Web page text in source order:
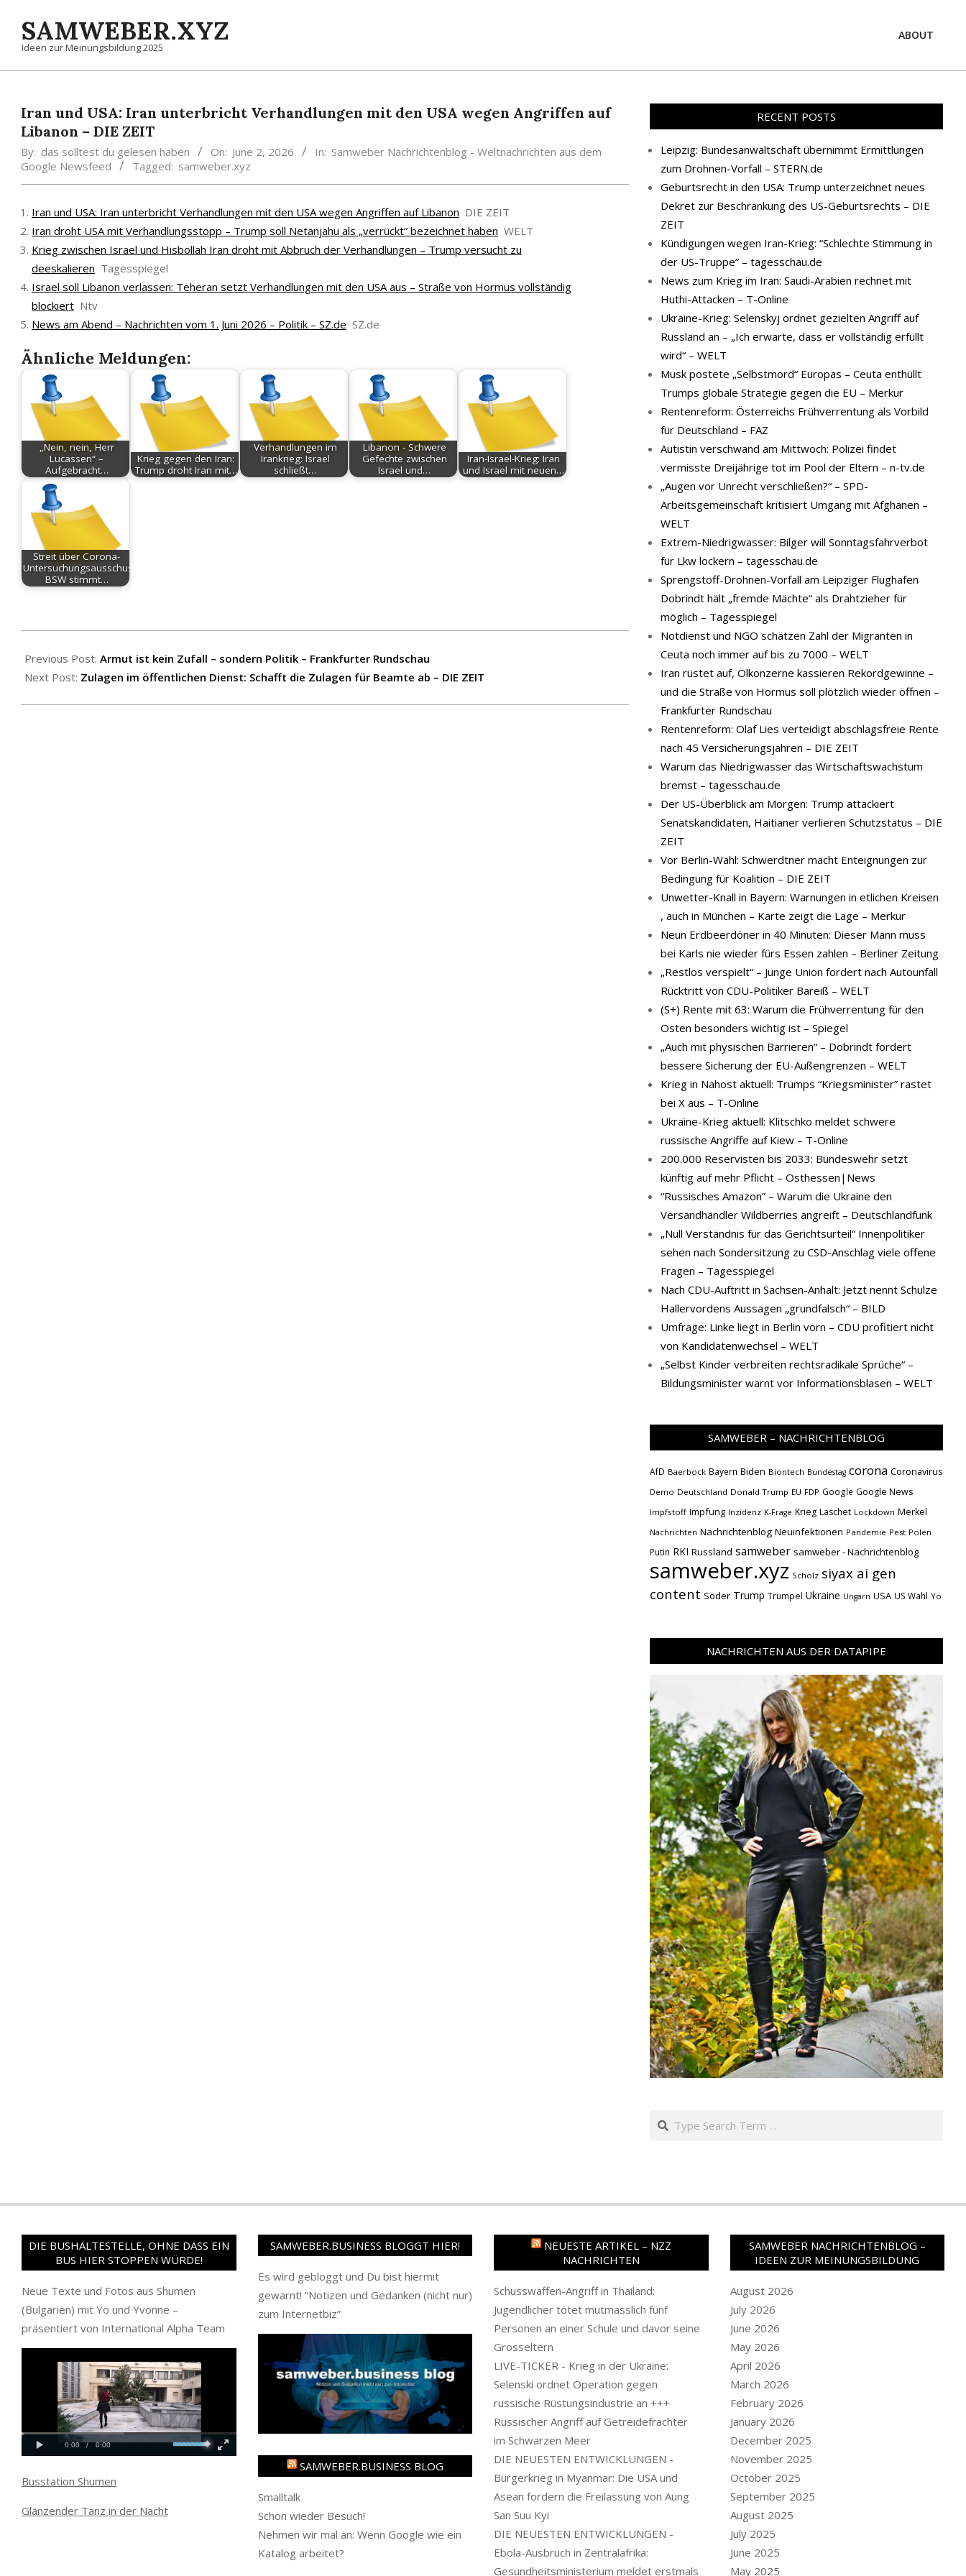
contentSAMWEBER.XYZ
Ideen zur Meinungsbildung 2025
ABOUT
Iran und USA: Iran unterbricht Verhandlungen mit den USA wegen Angriffen auf
Libanon – DIE ZEIT
By: das solltest du gelesen haben On: June 2, 2026 In: Samweber Nachrichtenblog - Weltnachrichten aus dem
Google Newsfeed
Tagged: samweber.xyz
Iran und USA: Iran unterbricht Verhandlungen mit den USA wegen Angriffen auf Libanon DIE ZEIT
Iran droht USA mit Verhandlungsstopp – Trump soll Netanjahu als „verrückt“ bezeichnet haben WELT
Krieg zwischen Israel und Hisbollah Iran droht mit Abbruch der Verhandlungen – Trump versucht zu
deeskalieren Tagesspiegel
Israel soll Libanon verlassen: Teheran setzt Verhandlungen mit den USA aus – Straße von Hormus vollständig
blockiert Ntv
News am Abend – Nachrichten vom 1. Juni 2026 – Politik – SZ.de SZ.de
Ähnliche Meldungen:
„Nein, nein, Herr
Lucassen“ –
Aufgebracht…
Krieg gegen den Iran:
Trump droht Iran mit…
Verhandlungen im
Irankrieg: Israel
schließt…
Libanon - Schwere
Gefechte zwischen
Israel und…
Iran-Israel-Krieg: Iran
und Israel mit neuen…
Streit über Corona-
Untersuchungsausschuss
BSW stimmt…
06-
02
Previous Post: Armut ist kein Zufall – sondern Politik – Frankfurter Rundschau
Next Post: Zulagen im öffentlichen Dienst: Schafft die Zulagen für Beamte ab – DIE ZEIT
RECENT POSTS
Leipzig: Bundesanwaltschaft übernimmt Ermittlungen
zum Drohnen-Vorfall – STERN.de
Geburtsrecht in den USA: Trump unterzeichnet neues
Dekret zur Beschränkung des US-Geburtsrechts – DIE
ZEIT
Kündigungen wegen Iran-Krieg: “Schlechte Stimmung in
der US-Truppe” – tagesschau.de
News zum Krieg im Iran: Saudi-Arabien rechnet mit
Huthi-Attacken – T-Online
Ukraine-Krieg: Selenskyj ordnet gezielten Angriff auf
Russland an – „Ich erwarte, dass er vollständig erfüllt
wird“ – WELT
Musk postete „Selbstmord“ Europas – Ceuta enthüllt
Trumps globale Strategie gegen die EU – Merkur
Rentenreform: Österreichs Frühverrentung als Vorbild
für Deutschland – FAZ
Autistin verschwand am Mittwoch: Polizei findet
vermisste Dreijährige tot im Pool der Eltern – n-tv.de
„Augen vor Unrecht verschließen?“ – SPD-
Arbeitsgemeinschaft kritisiert Umgang mit Afghanen –
WELT
Extrem-Niedrigwasser: Bilger will Sonntagsfahrverbot
für Lkw lockern – tagesschau.de
Sprengstoff-Drohnen-Vorfall am Leipziger Flughafen
Dobrindt hält „fremde Mächte“ als Drahtzieher für
möglich – Tagesspiegel
Notdienst und NGO schätzen Zahl der Migranten in
Ceuta noch immer auf bis zu 7000 – WELT
Iran rüstet auf, Ölkonzerne kassieren Rekordgewinne –
und die Straße von Hormus soll plötzlich wieder öffnen –
Frankfurter Rundschau
Rentenreform: Olaf Lies verteidigt abschlagsfreie Rente
nach 45 Versicherungsjahren – DIE ZEIT
Warum das Niedrigwasser das Wirtschaftswachstum
bremst – tagesschau.de
Der US-Überblick am Morgen: Trump attackiert
Senatskandidaten, Haitianer verlieren Schutzstatus – DIE
ZEIT
Vor Berlin-Wahl: Schwerdtner macht Enteignungen zur
Bedingung für Koalition – DIE ZEIT
Unwetter-Knall in Bayern: Warnungen in etlichen Kreisen
, auch in München – Karte zeigt die Lage – Merkur
Neun Erdbeerdöner in 40 Minuten: Dieser Mann muss
bei Karls nie wieder fürs Essen zahlen – Berliner Zeitung
„Restlos verspielt“ – Junge Union fordert nach Autounfall
Rücktritt von CDU-Politiker Bareiß – WELT
(S+) Rente mit 63: Warum die Frühverrentung für den
Osten besonders wichtig ist – Spiegel
„Auch mit physischen Barrieren“ – Dobrindt fordert
bessere Sicherung der EU-Außengrenzen – WELT
Krieg in Nahost aktuell: Trumps “Kriegsminister” rastet
bei X aus – T-Online
Ukraine-Krieg aktuell: Klitschko meldet schwere
russische Angriffe auf Kiew – T-Online
200.000 Reservisten bis 2033: Bundeswehr setzt
künftig auf mehr Pflicht – Osthessen|News
“Russisches Amazon” – Warum die Ukraine den
Versandhändler Wildberries angreift – Deutschlandfunk
„Null Verständnis für das Gerichtsurteil“ Innenpolitiker
sehen nach Sondersitzung zu CSD-Anschlag viele offene
Fragen – Tagesspiegel
Nach CDU-Auftritt in Sachsen-Anhalt: Jetzt nennt Schulze
Hallervordens Aussagen „grundfalsch“ – BILD
Umfrage: Linke liegt in Berlin vorn – CDU profitiert nicht
von Kandidatenwechsel – WELT
„Selbst Kinder verbreiten rechtsradikale Sprüche“ –
Bildungsminister warnt vor Informationsblasen – WELT
SAMWEBER – NACHRICHTENBLOG
AfD Baerbock Bayern Biden Biontech Bundestag corona Coronavirus
Demo Deutschland Donald Trump EU FDP Google Google News
Impfstoff Impfung Inzidenz K-Frage Krieg Laschet Lockdown Merkel
Nachrichten Nachrichtenblog Neuinfektionen Pandemie Pest Polen
Putin RKI Russland samweber samweber - Nachrichtenblog
samweber.xyz Scholz siyax ai gen
content Söder Trump Trumpel Ukraine Ungarn USA US Wahl Yo
NACHRICHTEN AUS DER DATAPIPE
Search
DIE BUSHALTESTELLE, OHNE DASS EIN
BUS HIER STOPPEN WÜRDE!
Neue Texte und Fotos aus Shumen
(Bulgarien) mit Yo und Yvonne –
präsentiert von International Alpha Team
Busstation Shumen
Glänzender Tanz in der Nacht
SAMWEBER.BUSINESS BLOGGT HIER!
Es wird gebloggt und Du bist hiermit
gewarnt! “Notizen und Gedanken (nicht nur)
zum Internetbiz”
SAMWEBER.BUSINESS BLOG
Smalltalk
Schon wieder Besuch!
Nehmen wir mal an: Wenn Google wie ein
Katalog arbeitet?
NEUESTE ARTIKEL – NZZ
NACHRICHTEN
Schusswaffen-Angriff in Thailand:
Jugendlicher tötet mutmasslich fünf
Personen an einer Schule und davor seine
Grosseltern
LIVE-TICKER - Krieg in der Ukraine:
Selenski ordnet Operation gegen
russische Rüstungsindustrie an +++
Russischer Angriff auf Getreidefrachter
im Schwarzen Meer
DIE NEUESTEN ENTWICKLUNGEN -
Bürgerkrieg in Myanmar: Die USA und
Asean fordern die Freilassung von Aung
San Suu Kyi
DIE NEUESTEN ENTWICKLUNGEN -
Ebola-Ausbruch in Zentralafrika:
Gesundheitsministerium meldet erstmals
SAMWEBER NACHRICHTENBLOG –
IDEEN ZUR MEINUNGSBILDUNG
August 2026
July 2026
June 2026
May 2026
April 2026
March 2026
February 2026
January 2026
December 2025
November 2025
October 2025
September 2025
August 2025
July 2025
June 2025
May 2025